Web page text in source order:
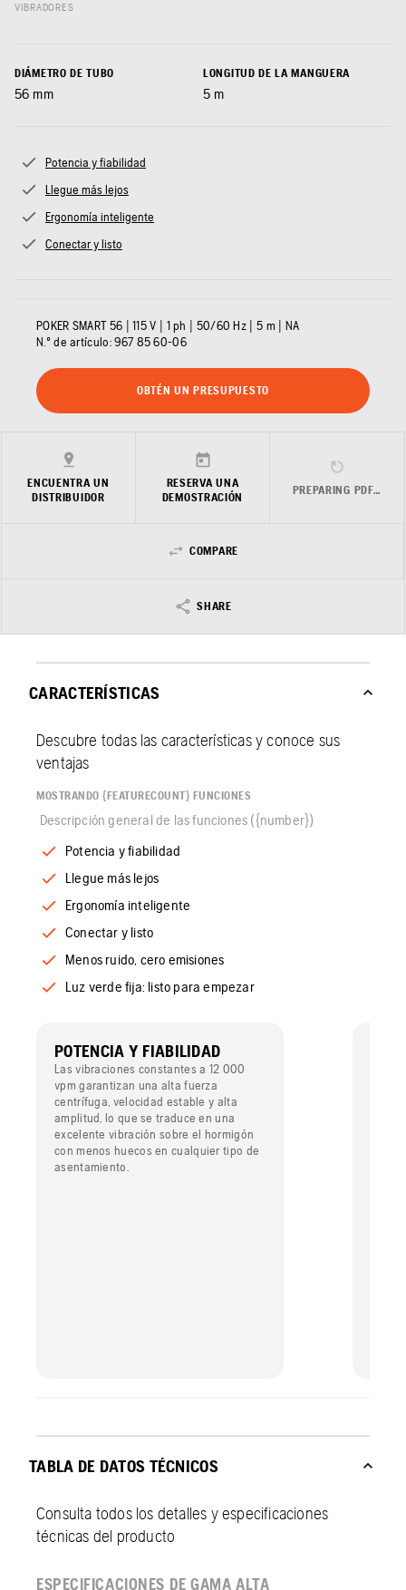
VIBRADORES
DIÁMETRO DE TUBO
56 mm
LONGITUD DE LA MANGUERA
5 m
Potencia y fiabilidad
Llegue más lejos
Ergonomía inteligente
Conectar y listo
POKER SMART 56 | 115 V | 1 ph | 50/60 Hz | 5 m | NA
N.º de artículo: 967 85 60‑06
OBTÉN UN PRESUPUESTO
ENCUENTRA UN
DISTRIBUIDOR
RESERVA UNA
DEMOSTRACIÓN
PREPARING PDF…
COMPARE
SHARE
CARACTERÍSTICAS
Descubre todas las características y conoce sus
ventajas
MOSTRANDO {FEATURECOUNT} FUNCIONES
Descripción general de las funciones ({number})
Potencia y fiabilidad
Llegue más lejos
Ergonomía inteligente
Conectar y listo
Menos ruido, cero emisiones
Luz verde fija: listo para empezar
POTENCIA Y FIABILIDAD
Las vibraciones constantes a 12 000
vpm garantizan una alta fuerza
centrífuga, velocidad estable y alta
amplitud, lo que se traduce en una
excelente vibración sobre el hormigón
con menos huecos en cualquier tipo de
asentamiento.
TABLA DE DATOS TÉCNICOS
Consulta todos los detalles y especificaciones
técnicas del producto
ESPECIFICACIONES DE GAMA ALTA